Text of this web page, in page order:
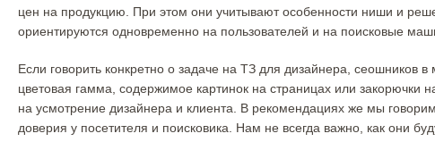
цен на продукцию. При этом они учитывают особенности ниши и
ориентируются одновременно на пользователей и на поисковые
Если говорить конкретно о задаче на ТЗ для дизайнера, сеошников
цветовая гамма, содержимое картинок на страницах или
на усмотрение дизайнера и клиента. В рекомендациях же мы
доверия у посетителя и поисковика. Нам не всегда важно, как они